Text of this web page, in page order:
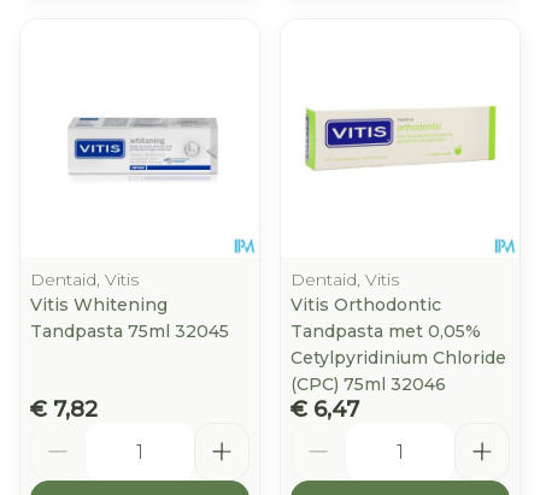
Dentaid, Vitis
Vitis Whitening
Tandpasta 75ml 32045
€ 7,82
Dentaid, Vitis
Vitis Orthodontic
Tandpasta met 0,05%
Cetylpyridinium Chloride
(CPC) 75ml 32046
€ 6,47